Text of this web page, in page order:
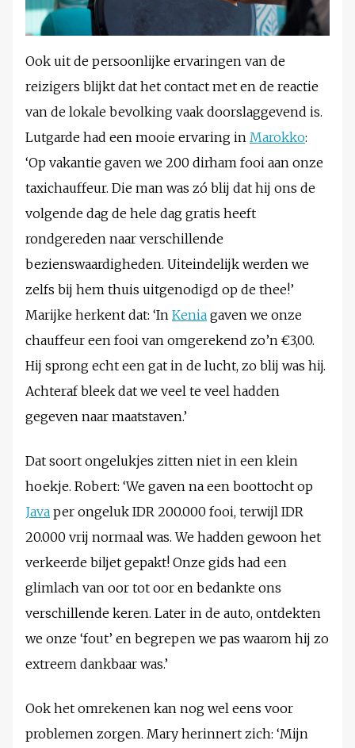
Ook uit de persoonlijke ervaringen van de
reizigers blijkt dat het contact met en de reactie
van de lokale bevolking vaak doorslaggevend is.
Lutgarde had een mooie ervaring in Marokko:
‘Op vakantie gaven we 200 dirham fooi aan onze
taxichauffeur. Die man was zó blij dat hij ons de
volgende dag de hele dag gratis heeft
rondgereden naar verschillende
bezienswaardigheden. Uiteindelijk werden we
zelfs bij hem thuis uitgenodigd op de thee!’
Marijke herkent dat: ‘In Kenia gaven we onze
chauffeur een fooi van omgerekend zo’n €3,00.
Hij sprong echt een gat in de lucht, zo blij was hij.
Achteraf bleek dat we veel te veel hadden
gegeven naar maatstaven.’
Dat soort ongelukjes zitten niet in een klein
hoekje. Robert: ‘We gaven na een boottocht op
Java per ongeluk IDR 200.000 fooi, terwijl IDR
20.000 vrij normaal was. We hadden gewoon het
verkeerde biljet gepakt! Onze gids had een
glimlach van oor tot oor en bedankte ons
verschillende keren. Later in de auto, ontdekten
we onze ‘fout’ en begrepen we pas waarom hij zo
extreem dankbaar was.’
Ook het omrekenen kan nog wel eens voor
problemen zorgen. Mary herinnert zich: ‘Mijn